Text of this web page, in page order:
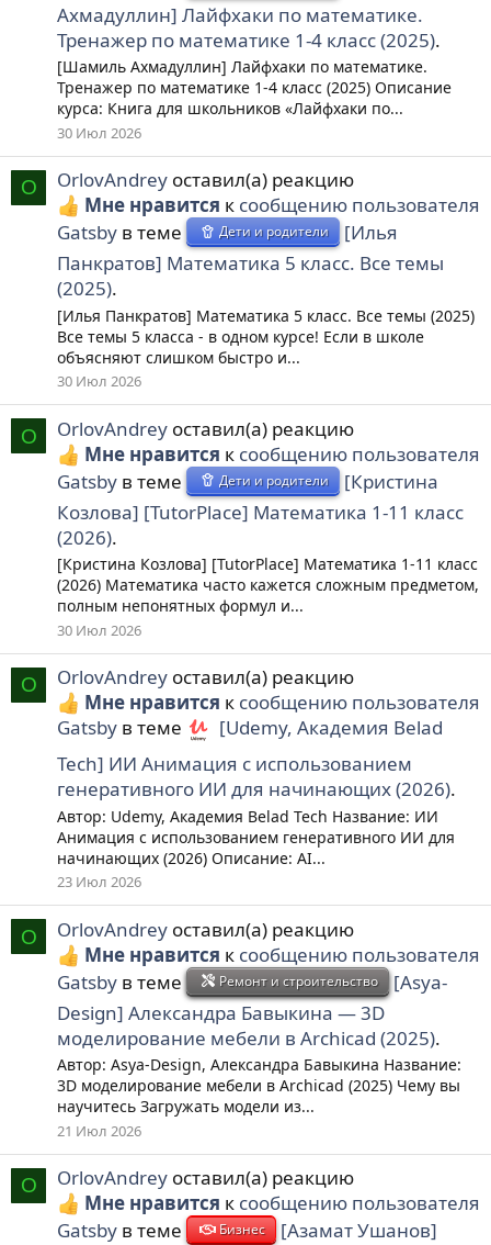
Ахмадуллин] Лайфхаки по математике.
Тренажер по математике 1-4 класс (2025).
[Шамиль Ахмадуллин] Лайфхаки по математике.
Тренажер по математике 1-4 класс (2025) Описание
курса: Книга для школьников «Лайфхаки по...
30 Июл 2026
O OrlovAndrey оставил(а) реакцию
Мне нравится к сообщению пользователя
Gatsby в теме Дети и родители
[Илья
Панкратов] Математика 5 класс. Все темы
(2025).
[Илья Панкратов] Математика 5 класс. Все темы (2025)
Все темы 5 класса - в одном курсе! Если в школе
объясняют слишком быстро и...
30 Июл 2026
O OrlovAndrey оставил(а) реакцию
Мне нравится к сообщению пользователя
Gatsby в теме Дети и родители
[Кристина
Козлова] [TutorPlace] Математика 1-11 класс
(2026).
[Кристина Козлова] [TutorPlace] Математика 1-11 класс
(2026) Математика часто кажется сложным предметом,
полным непонятных формул и...
30 Июл 2026
O OrlovAndrey оставил(а) реакцию
Мне нравится к сообщению пользователя
Gatsby в теме
[Udemy, Академия Belad
Tech] ИИ Анимация с использованием
генеративного ИИ для начинающих (2026).
Автор: Udemy, Академия Belad Tech Название: ИИ
Анимация с использованием генеративного ИИ для
начинающих (2026) Описание: AI...
23 Июл 2026
O OrlovAndrey оставил(а) реакцию
Мне нравится к сообщению пользователя
Gatsby в теме Ремонт и строительство
[Asya-
Design] Александра Бавыкина ― 3D
моделирование мебели в Archicad (2025).
Автор: Asya-Design, Александра Бавыкина Название:
3D моделирование мебели в Archicad (2025) Чему вы
научитесь Загружать модели из...
21 Июл 2026
O OrlovAndrey оставил(а) реакцию
Мне нравится к сообщению пользователя
Gatsby в теме Бизнес
[Азамат Ушанов]